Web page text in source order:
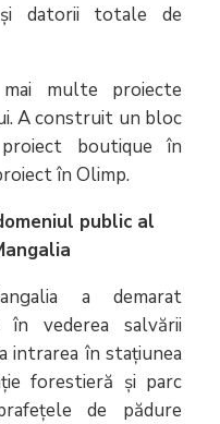
datorii totale de
multe proiecte
A construit un bloc
boutique în
în Olimp.
public al
a demarat
în vederea salvării
intrarea în stațiunea
forestieră și parc
de pădure